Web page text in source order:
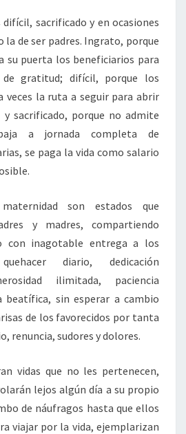
sacrificado y en ocasiones
la de ser padres. Ingrato, porque
su puerta los beneficiarios para
gratitud; difícil, porque los
veces la ruta a seguir para abrir
sacrificado, porque no admite
a jornada completa de
se paga la vida como salario
son estados que
y madres, compartiendo
con inagotable entrega a los
diario, dedicación
ilimitada, paciencia
sin esperar a cambio
de los favorecidos por tanta
renuncia, sudores y dolores.
vidas que no les pertenecen,
lejos algún día a su propio
de náufragos hasta que ellos
viajar por la vida, ejemplarizan